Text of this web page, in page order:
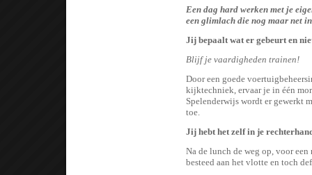
Een dag hard werken met je
een glimlach die nog maar net
Jij bepaalt wat er gebeurt en
Blijf je vaardigheden trainen!
Door een goede
kijktechniek, ervaar je in één
Spelenderwijs wordt er gewerkt
toe.
Jij hebt het zelf in je
Na de lunch de weg op, voor
besteed aan het vlotte en toch